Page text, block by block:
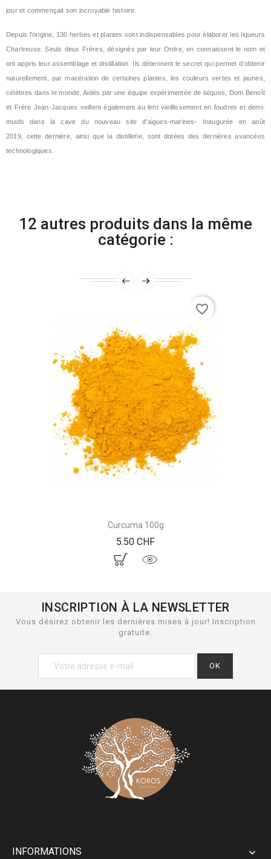
jour et commençait son incroyable histoire.
Depuis l'origine, 130 herbes et plantes sont indispensables pour élaborer les liqueurs
Chartreuse. Seuls deux Frères, désignés par leur Ordre, en connaissent le nom et
ont appris leur assemblage et distillation. Ils détiennent le secret qui permet d’obtenir
naturellement, par macération de certaines plantes, les couleurs vertes et jaunes,
célèbres dans le monde. Aidés par une équipe expérimentée de laïques, Dom Benoît
et Frère Jean-Jacques veillent également au lent vieillissement en foudres et demi-
muids dans la cave du nouveau site d'aigues-marines- Inaugurée en août
2019, cette dernière, ainsi que la distillerie, sont dotées des dernières avancées
technologiques.
12 autres produits dans la même
catégorie :
Curcuma 100g
5.50 CHFPrix
favorite_border
INSCRIPTION À LA NEWSLETTER
Vous désirez obtenir les dernières mises à jour! Inscription
gratuite.
INFORMATIONS 